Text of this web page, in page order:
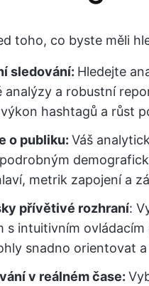
toho, co byste měli
sledování: Hledejte
analýzy a robustní
hashtagů a růst
o publiku: Váš
metrik zapojení a
přívětivé rozhraní:
s intuitivním
snadno orientovat
v reálném čase: